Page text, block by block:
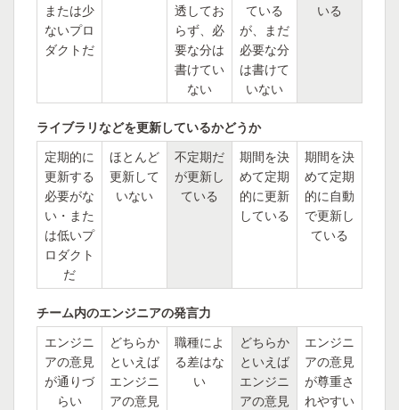
または少
ないプロ
ダクトだ
透してお
らず、必
要な分は
書けてい
ない
ている
が、まだ
必要な分
は書けて
いない
いる
ライブラリなどを更新しているかどうか
定期的に
更新する
必要がな
い・また
は低いプ
ロダクト
だ
ほとんど
更新して
いない
不定期だ
が更新し
ている
期間を決
めて定期
的に更新
している
期間を決
めて定期
的に自動
で更新し
ている
チーム内のエンジニアの発言力
エンジニ
アの意見
が通りづ
らい
どちらか
といえば
エンジニ
アの意見
職種によ
る差はな
い
どちらか
といえば
エンジニ
アの意見
エンジニ
アの意見
が尊重さ
れやすい